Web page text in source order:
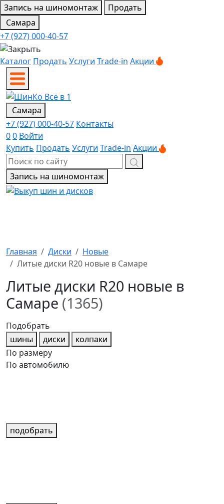
Запись на шиномонтаж
Продать
Самара
+7 (927) 000-40-57
Каталог Продать Услуги Trade-in Акции
Самара
+7 (927) 000-40-57 Контакты
00 Войти
Купить Продать Услуги Trade-in Акции
Запись на шиномонтаж
Главная Диски
Новые
Литые диски R20 новые в Самаре
Литые диски R20 новые в
Самаре (1365)
Подобрать
шины
диски
колпаки
По размеру
По автомобилю
подобрать